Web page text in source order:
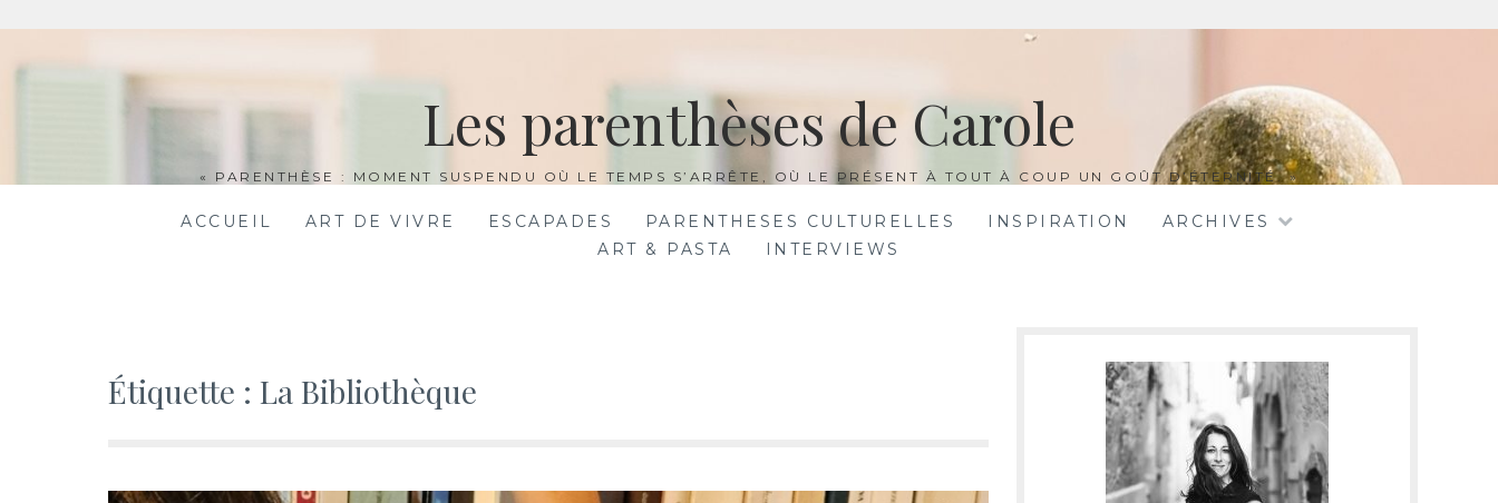
au
Les parenthèses de Carole
« PARENTHÈSE : MOMENT SUSPENDU OÙ LE TEMPS S’ARRÊTE, OÙ LE PRÉSENT À TOUT À COUP UN GOÛT D’ÉTERNITÉ. »
ACCUEIL ART DE VIVRE ESCAPADES PARENTHESES CULTURELLES INSPIRATION
ARCHIVES
ART & PASTA
INTERVIEWS
Étiquette : La Bibliothèque